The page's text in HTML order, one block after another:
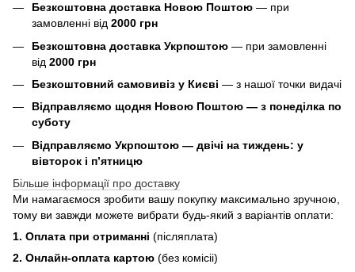
Безкоштовна доставка Новою Поштою — при
замовленні від 2000 грн
Безкоштовна доставка Укрпоштою — при замовленні
від 2000 грн
Безкоштовний самовивіз у Києві — з нашої точки видачі
Відправляємо щодня Новою Поштою — з понеділка по
суботу
Відправляємо Укрпоштою — двічі на тиждень: у
вівторок і п’ятницю
Більше інформації про доставку
Ми намагаємося зробити вашу покупку максимально зручною,
тому ви завжди можете вибрати будь-який з варіантів оплати:
1. Оплата при отриманні (післяплата)
2. Онлайн-оплата картою (без комісіі)